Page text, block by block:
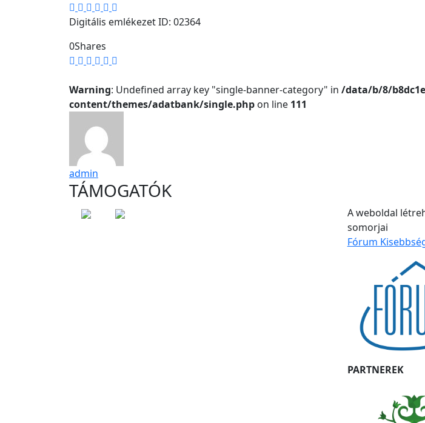
Digitális emlékezet ID: 02364
0Shares
Warning: Undefined array key "single-banner-category" in /data/b/8/
content/themes/adatbank/single.php on line 111
admin
TÁMOGATÓK
A weboldal
somorjai
Fórum
PARTNEREK